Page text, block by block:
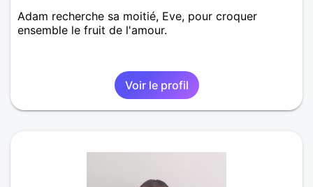
Adam recherche sa moitié, Eve, pour croquer
ensemble le fruit de l'amour.
Voir le profil